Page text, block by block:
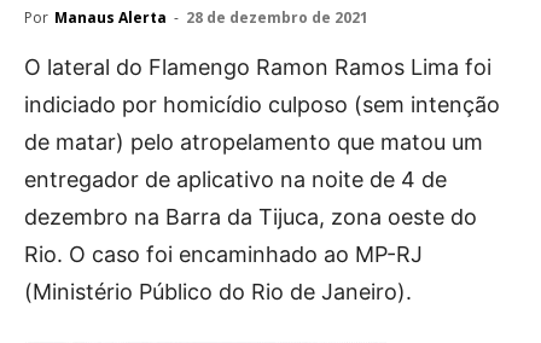
Por Manaus Alerta - 28 de dezembro de 2021
O lateral do Flamengo Ramon Ramos Lima foi
indiciado por homicídio culposo (sem intenção
de matar) pelo atropelamento que matou um
entregador de aplicativo na noite de 4 de
dezembro na Barra da Tijuca, zona oeste do
Rio. O caso foi encaminhado ao MP-RJ
(Ministério Público do Rio de Janeiro).